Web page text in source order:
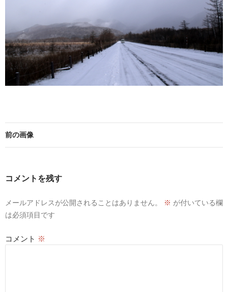
前の画像
コメントを残す
メールアドレスが公開されることはありません。 ※ が付いている欄
は必須項目です
コメント ※